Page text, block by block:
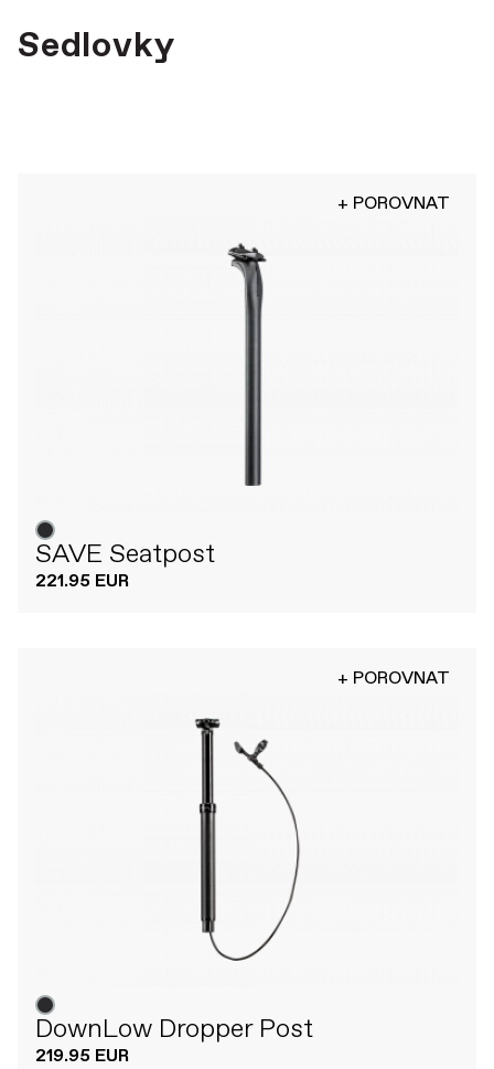
Sedlovky
+ POROVNAT
SAVE Seatpost
221.95 EUR
+ POROVNAT
DownLow Dropper Post
219.95 EUR